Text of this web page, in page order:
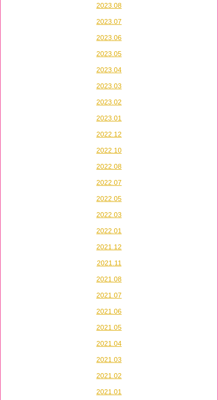
2023.08
2023.07
2023.06
2023.05
2023.04
2023.03
2023.02
2023.01
2022.12
2022.10
2022.08
2022.07
2022.05
2022.03
2022.01
2021.12
2021.11
2021.08
2021.07
2021.06
2021.05
2021.04
2021.03
2021.02
2021.01